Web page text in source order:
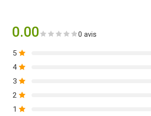
0.00 0 avis
5
4
3
2
1